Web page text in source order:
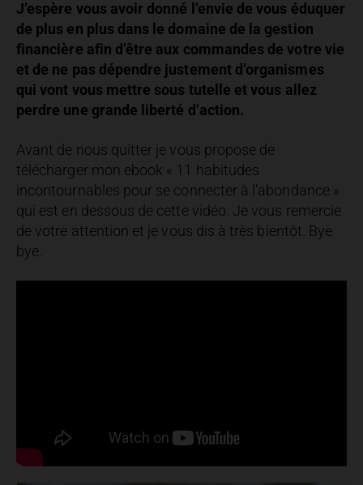
J’espère vous avoir donné l’envie de vous éduquer
de plus en plus dans le domaine de la gestion
financière afin d’être aux commandes de votre vie
et de ne pas dépendre justement d’organismes
qui vont vous mettre sous tutelle et vous allez
perdre une grande liberté d’action.
Avant de nous quitter je vous propose de
télécharger mon ebook « 11 habitudes
incontournables pour se connecter à l’abondance »
qui est en dessous de cette vidéo. Je vous remercie
de votre attention et je vous dis à très bientôt. Bye
bye.